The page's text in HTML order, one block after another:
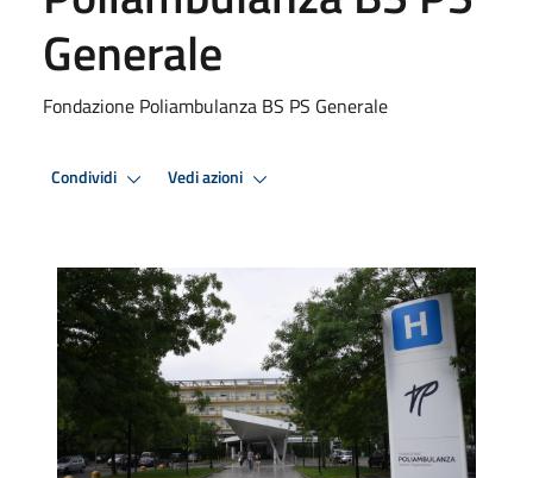
Generale
Fondazione Poliambulanza BS PS Generale
Condividi Vedi azioni